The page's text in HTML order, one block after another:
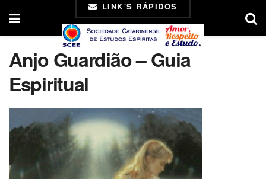
LINK´S RÁPIDOS
Anjo Guardião – Guia
Espiritual